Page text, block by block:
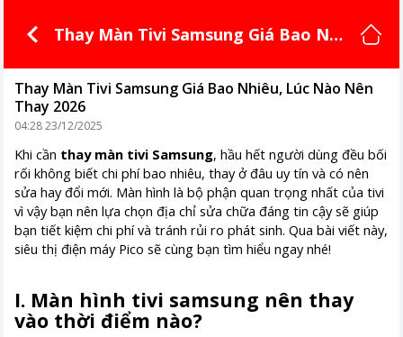
Thay Màn Tivi Samsung Giá Bao Nhi
Thay Màn Tivi Samsung Giá Bao Nhiêu, Lúc Nào Nên
Thay 2026
04:28 23/12/2025
Khi cần thay màn tivi Samsung, hầu hết người dùng đều bối
rối không biết chi phí bao nhiêu, thay ở đâu uy tín và có nên
sửa hay đổi mới. Màn hình là bộ phận quan trọng nhất của tivi
vì vậy bạn nên lựa chọn địa chỉ sửa chữa đáng tin cậy sẽ giúp
bạn tiết kiệm chi phí và tránh rủi ro phát sinh. Qua bài viết này,
siêu thị điện máy Pico sẽ cùng bạn tìm hiểu ngay nhé!
I. Màn hình tivi samsung nên thay
vào thời điểm nào?